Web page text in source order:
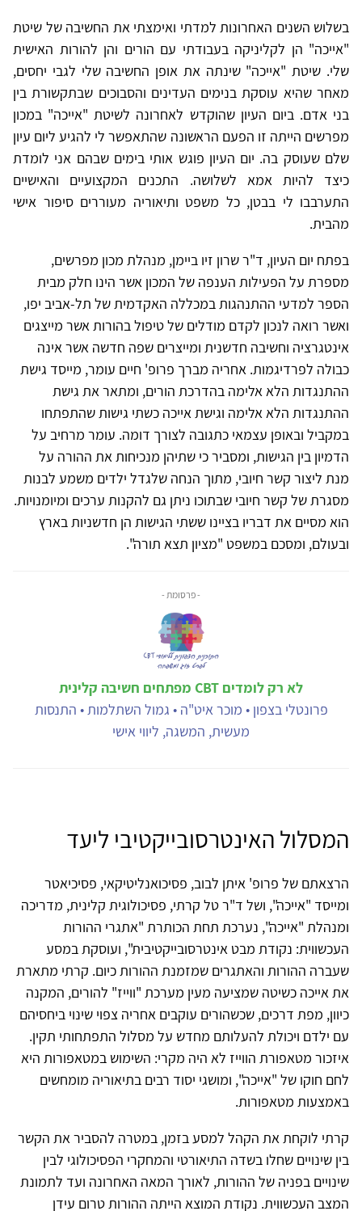
בשלוש השנים האחרונות למדתי ואימצתי את החשיבה של שיטת
"אייכה" הן לקליניקה בעבודתי עם הורים והן להורות האישית
שלי. שיטת "אייכה" שינתה את אופן החשיבה שלי לגבי יחסים,
מאחר שהיא עוסקת בנימים העדינים והסבוכים שבתקשורת בין
בני אדם. ביום העיון שהוקדש לאחרונה לשיטת "אייכה" במכון
מפרשים הייתה זו הפעם הראשונה שהתאפשר לי להגיע ליום עיון
שלם שעוסק בה. יום העיון פוגש אותי בימים שבהם אני לומדת
כיצד להיות אמא לשלושה. התכנים המקצועיים והאישיים
התערבבו לי בבטן, כל משפט ותיאוריה מעוררים סיפור אישי
מהבית.
בפתח יום העיון, ד"ר שרון זיו ביימן, מנהלת מכון מפרשים,
מספרת על הפעילות הענפה של המכון אשר הינו חלק מבית
הספר למדעי ההתנהגות במכללה האקדמית של תל-אביב יפו,
ואשר רואה לנכון לקדם מודלים של טיפול בהורות אשר מייצגים
אינטגרציה וחשיבה חדשנית ומייצרים שפה חדשה אשר אינה
כבולה לפרדיגמות. אחריה מברך פרופ' חיים עומר, מייסד גישת
ההתנגדות הלא אלימה בהדרכת הורים, ומתאר את גישת
ההתנגדות הלא אלימה וגישת אייכה כשתי גישות שהתפתחו
במקביל ובאופן עצמאי כתגובה לצורך דומה. עומר מרחיב על
הדמיון בין הגישות, ומסביר כי שתיהן מנכיחות את ההורה על
מנת ליצור קשר חיובי, מתוך הנחה שלגדל ילדים משמע לבנות
מסגרת של קשר חיובי שבתוכו ניתן גם להקנות ערכים ומיומנויות.
הוא מסיים את דבריו בציינו ששתי הגישות הן חדשניות בארץ
ובעולם, ומסכם במשפט "מציון תצא תורה".
- פרסומת -
לא רק לומדים CBT מפתחים חשיבה קלינית
פרונטלי בצפון • מוכר איט"ה • גמול השתלמות • התנסות
מעשית, המשגה, ליווי אישי
המסלול האינטרסובייקטיבי ליעד
הרצאתם של פרופ' איתן לבוב, פסיכואנליטיקאי, פסיכיאטר
ומייסד "אייכה", ושל ד"ר טל קרתי, פסיכולוגית קלינית, מדריכה
ומנהלת "אייכה", נערכת תחת הכותרת "אתגרי ההורות
העכשווית: נקודת מבט אינטרסובייקטיבית", ועוסקת במסע
שעברה ההורות והאתגרים שמזמנת ההורות כיום. קרתי מתארת
את אייכה כשיטה שמציעה מעין מערכת "ווייז" להורים, המקנה
כיוון, מפת דרכים, שכשהורים עוקבים אחריה צפוי שינוי ביחסיהם
עם ילדם ויכולת להעלותם מחדש על מסלול התפתחותי תקין.
איזכור מטאפורת הווייז לא היה מקרי: השימוש במטאפורות היא
לחם חוקו של "אייכה", ומושגי יסוד רבים בתיאוריה מומחשים
באמצעות מטאפורות.
קרתי לוקחת את הקהל למסע בזמן, במטרה להסביר את הקשר
בין שינויים שחלו בשדה התיאורטי והמחקרי הפסיכולוגי לבין
שינויים בפניה של ההורות, לאורך המאה האחרונה ועד לתמונת
המצב העכשווית. נקודת המוצא הייתה ההורות טרום עידן